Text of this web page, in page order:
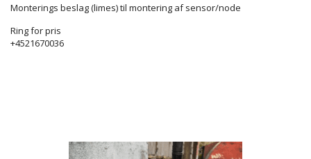
Monterings beslag (limes) til montering af sensor/node
Ring for pris
+4521670036